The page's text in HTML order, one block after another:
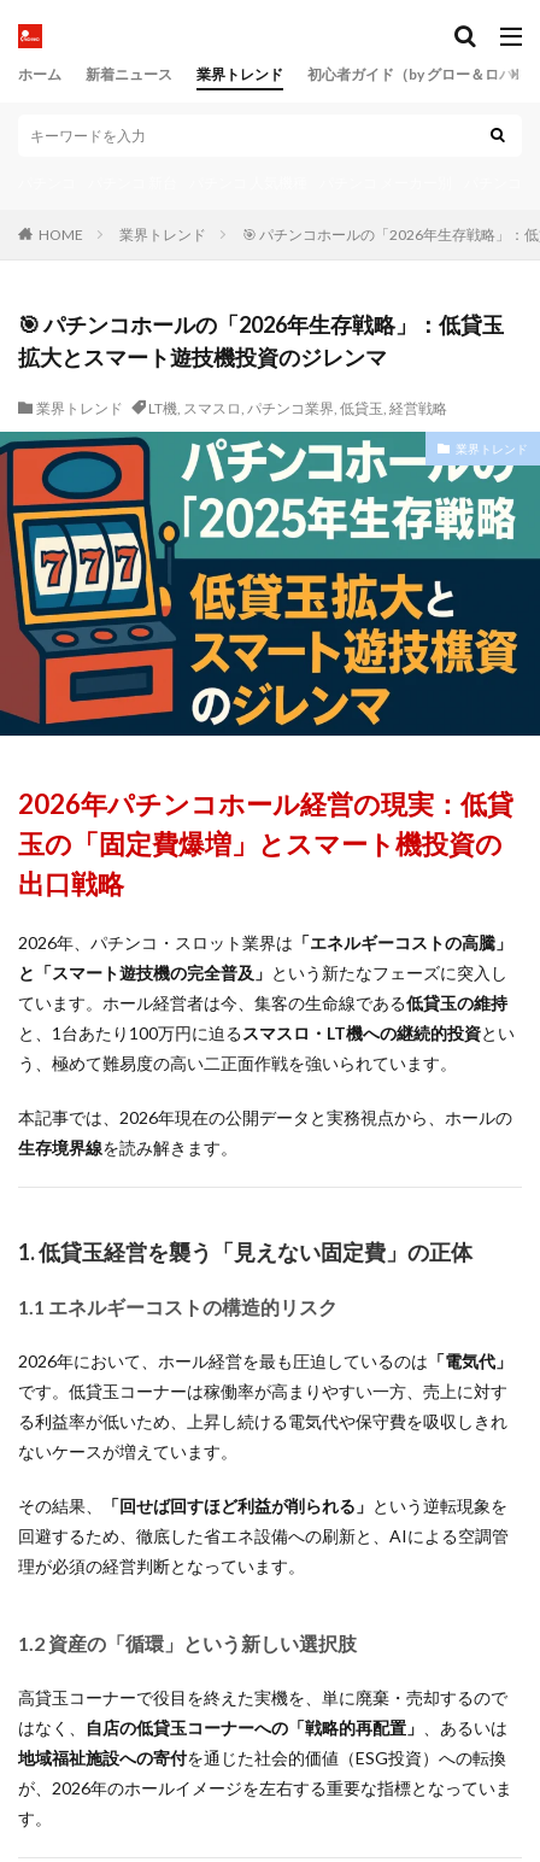
ホーム 新着ニュース 業界トレンド 初心者ガイド（by グロー＆ロバス
HOME 業界トレンド 🎯 パチンコホールの「2026年生存戦略」：
🎯 パチンコホールの「2026年生存戦略」：低貸玉
拡大とスマート遊技機投資のジレンマ
業界トレンド LT機, スマスロ, パチンコ業界, 低貸玉, 経営戦略
業界トレンド
2026年パチンコホール経営の現実：低貸
玉の「固定費爆増」とスマート機投資の
出口戦略
2026年、パチンコ・スロット業界は 「エネルギーコストの高騰」
と「スマート遊技機の完全普及」 という新たなフェーズに突入し
ています。ホール経営者は今、集客の生命線である低貸玉の維持
と、1台あたり100万円に迫るスマスロ・LT機への継続的投資とい
う、極めて難易度の高い二正面作戦を強いられています。
本記事では、2026年現在の公開データと実務視点から、ホールの
生存境界線を読み解きます。
1. 低貸玉経営を襲う「見えない固定費」の正体
1.1 エネルギーコストの構造的リスク
2026年において、ホール経営を最も圧迫しているのは 「電気代」
です。低貸玉コーナーは稼働率が高まりやすい一方、売上に対す
る利益率が低いため、上昇し続ける電気代や保守費を吸収しきれ
ないケースが増えています。
その結果、 「回せば回すほど利益が削られる」 という逆転現象を
回避するため、徹底した省エネ設備への刷新と、AIによる空調管
理が必須の経営判断となっています。
1.2 資産の「循環」という新しい選択肢
高貸玉コーナーで役目を終えた実機を、単に廃棄・売却するので
はなく、
自店の低貸玉コーナーへの「戦略的再配置」
、あるいは
地域福祉施設への寄付を通じた社会的価値（ESG投資）への転換
が、2026年のホールイメージを左右する重要な指標となっていま
す。